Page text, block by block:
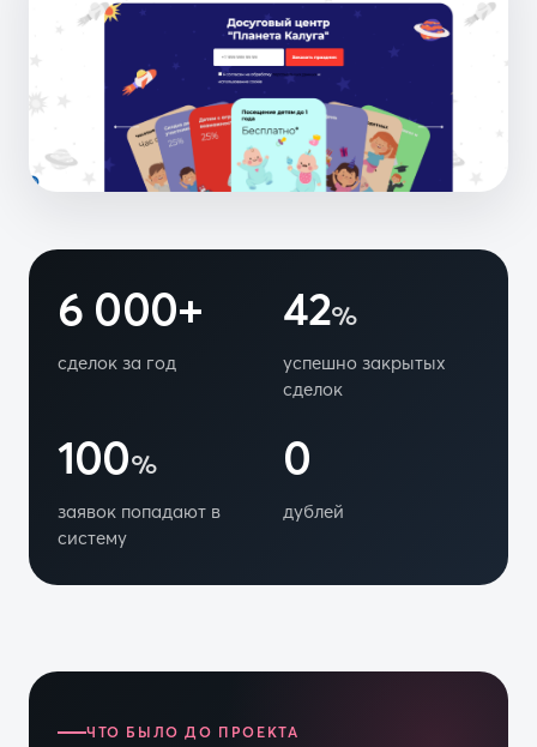
6 000+
сделок за год
42%
успешно закрытых
сделок
100%
заявок попадают в
систему
0
дублей
ЧТО БЫЛО ДО ПРОЕКТА